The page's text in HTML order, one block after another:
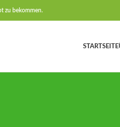
zu bekommen.
STARTSEITE